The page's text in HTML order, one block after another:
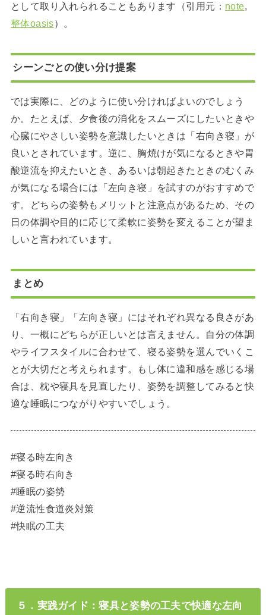
として取り入れられることもあります（引用元： note,
整体oasis）。
シーンごとの使い分け提案
では実際に、どのように使い分ければよいのでしょう
か。たとえば、夕食後の消化をスムーズにしたいときや
心臓にやさしい姿勢を意識したいときは「右向き寝」が
良いとされています。逆に、胸焼けが気になるときや胃
酸逆流を抑えたいとき、あるいは朝起きたときのむくみ
が気になる場合には「左向き寝」を試すのがおすすめで
す。どちらの姿勢もメリットと注意点があるため、その
日の体調や目的に応じて柔軟に姿勢を変えることが望ま
しいと言われています。
まとめ
「右向き寝」「左向き寝」にはそれぞれ異なる良さがあ
り、一概にどちらが正しいとは言えません。自分の体調
やライフスタイルに合わせて、寝る姿勢を選んでいくこ
とが大切だと考えられます。もし体に違和感を感じる場
合は、枕や寝具を見直したり、姿勢を調整してみると快
適な睡眠につながりやすいでしょう。
#寝る時左向き
#寝る時右向き
#睡眠の姿勢
#逆流性食道炎対策
#快眠の工夫
５．実践ガイド：寝具と姿勢の工夫で快適な左向